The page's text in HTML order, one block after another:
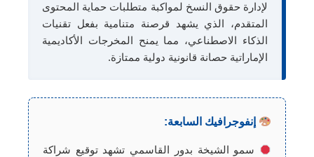
لإدارة حقوق النسخ لمواكبة متطلبات حماية المحتوى
المتقدم، الذي يشهد قرصنة متنامية بفعل تقنيات
الذكاء الاصطناعي، مما يمنح المخرجات الأكاديمية
الإماراتية حصانة قانونية دولية ممتازة.
إنفوجرافيك السابعة:
سمو الشيخة بدور القاسمي تشهد توقيع شراكة